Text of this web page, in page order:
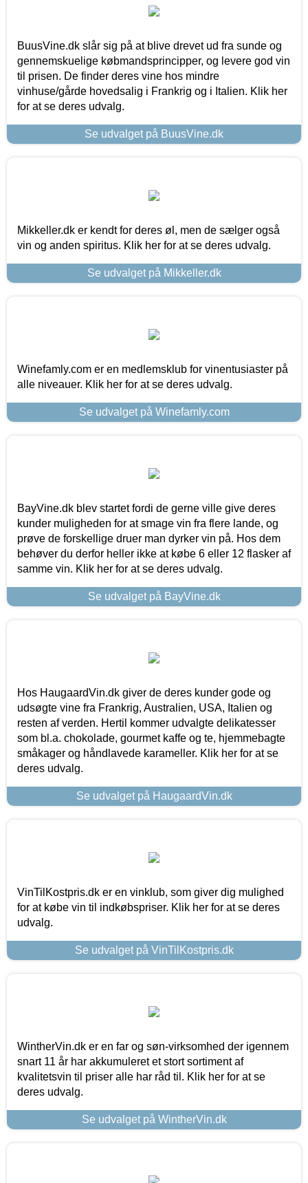
BuusVine.dk slår sig på at blive drevet ud fra sunde og
gennemskuelige købmandsprincipper, og levere god vin
til prisen. De finder deres vine hos mindre
vinhuse/gårde hovedsalig i Frankrig og i Italien. Klik her
for at se deres udvalg.
Se udvalget på BuusVine.dk
Mikkeller.dk er kendt for deres øl, men de sælger også
vin og anden spiritus. Klik her for at se deres udvalg.
Se udvalget på Mikkeller.dk
Winefamly.com er en medlemsklub for vinentusiaster på
alle niveauer. Klik her for at se deres udvalg.
Se udvalget på Winefamly.com
BayVine.dk blev startet fordi de gerne ville give deres
kunder muligheden for at smage vin fra flere lande, og
prøve de forskellige druer man dyrker vin på. Hos dem
behøver du derfor heller ikke at købe 6 eller 12 flasker af
samme vin. Klik her for at se deres udvalg.
Se udvalget på BayVine.dk
Hos HaugaardVin.dk giver de deres kunder gode og
udsøgte vine fra Frankrig, Australien, USA, Italien og
resten af verden. Hertil kommer udvalgte delikatesser
som bl.a. chokolade, gourmet kaffe og te, hjemmebagte
småkager og håndlavede karameller. Klik her for at se
deres udvalg.
Se udvalget på HaugaardVin.dk
VinTilKostpris.dk er en vinklub, som giver dig mulighed
for at købe vin til indkøbspriser. Klik her for at se deres
udvalg.
Se udvalget på VinTilKostpris.dk
WintherVin.dk er en far og søn-virksomhed der igennem
snart 11 år har akkumuleret et stort sortiment af
kvalitetsvin til priser alle har råd til. Klik her for at se
deres udvalg.
Se udvalget på WintherVin.dk